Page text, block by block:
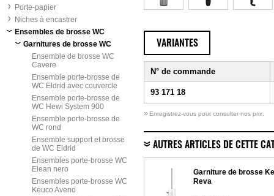
Porte-papier
Niches à encastrer
Ensembles de brosse WC
Garnitures de brosse WC
Ensemble de brosse WC
Cavere
Ensemble porte-brosse de
WC Eldrid avec couvercle
Ensemble porte-brosse de
WC Hewi System 900
Ensemble porte-brosse de
WC rond
Ensemble support et brosse
de WC Eldrid
Ensembles porte-brosse WC
Elean nero
Ensembles porte-brosse WC
Keuco Aveno
VARIANTES
N° de commande
93 171 18
» Enregistrez-vous pour consulter nos prix.
AUTRES ARTICLES DE CETTE
Garniture de brosse
Reva